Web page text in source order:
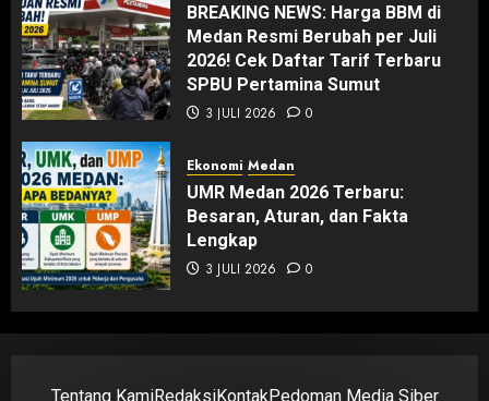
BREAKING NEWS: Harga BBM di
Medan Resmi Berubah per Juli
2026! Cek Daftar Tarif Terbaru
SPBU Pertamina Sumut
3 JULI 2026 0
Ekonomi Medan
UMR Medan 2026 Terbaru:
Besaran, Aturan, dan Fakta
Lengkap
3 JULI 2026 0
Tentang KamiRedaksiKontak Pedoman Media Siber